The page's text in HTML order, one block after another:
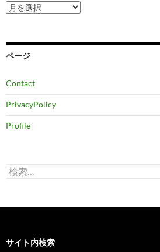
ア
ー
ブ
ページ
Contact
PrivacyPolicy
Profile
検
索:
サイト内検索